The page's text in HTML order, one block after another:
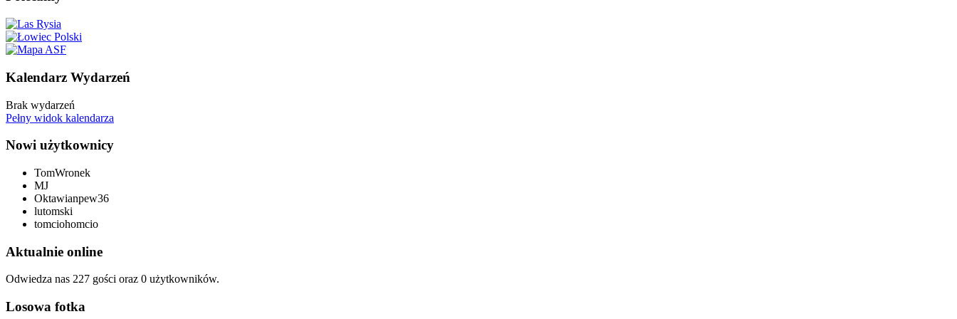
Kalendarz Wydarzeń
Brak wydarzeń
Pełny widok kalendarza
Nowi użytkownicy
TomWronek
MJ
Oktawianpew36
lutomski
tomciohomcio
Aktualnie online
Odwiedza nas 227 gości oraz 0 użytkowników.
Losowa fotka